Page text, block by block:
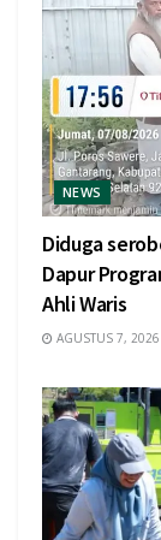
NEWS
Diduga
Dapur
Ahli Waris
AGUSTUS 7, 2026